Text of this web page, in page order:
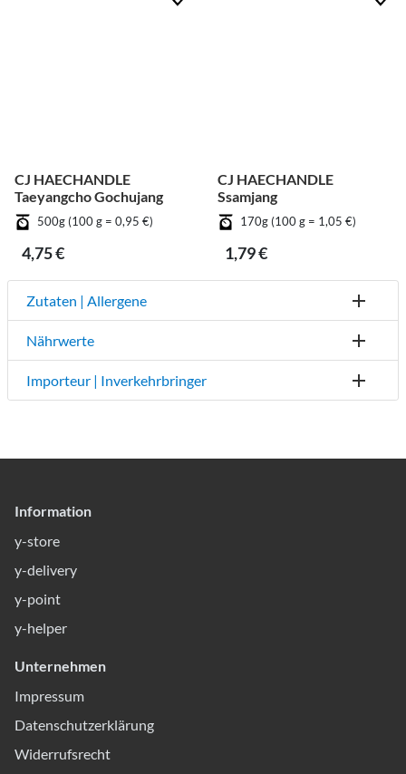
CJ HAECHANDLE
Taeyangcho Gochujang
500g (100 g = 0,95 €)
4,75 €
CJ HAECHANDLE
Ssamjang
170g (100 g = 1,05 €)
1,79 €
Zutaten | Allergene
Nährwerte
Importeur | Inverkehrbringer
Information
y-store
y-delivery
y-point
y-helper
Unternehmen
Impressum
Datenschutzerklärung
Widerrufsrecht